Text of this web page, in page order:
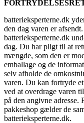
batterieksperterne.dk
den dag varen er
batterieksperterne.dk
dag. Du har pligt til at
mængde, som den er
emballage og de
selv afholde de
varen. Du kan fortryde
ved at overdrage varen
på den angivne adresse.
pakkeshop gælder de
batterieksperterne.dk.